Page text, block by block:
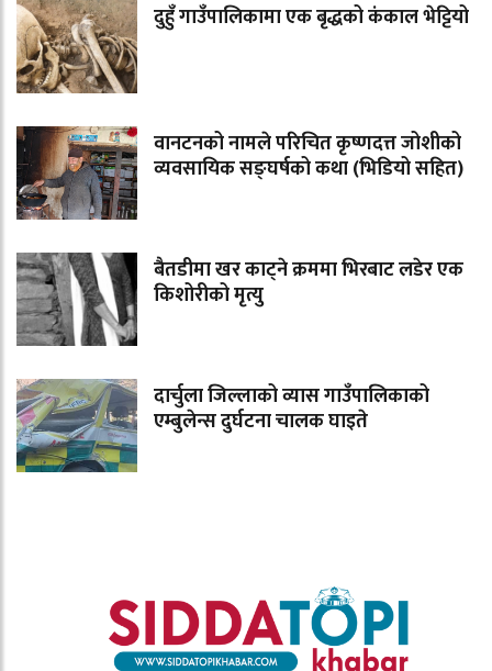
दुहुँ गाउँपालिकामा एक बृद्धको कंकाल भेट्टियो
वानटनको नामले परिचित कृष्णदत्त जोशीको
व्यवसायिक सङ्घर्षको कथा (भिडियो सहित)
बैतडीमा खर काट्ने क्रममा भिरबाट लडेर एक
किशोरीको मृत्यु
दार्चुला जिल्लाको व्यास गाउँपालिकाको
एम्बुलेन्स दुर्घटना चालक घाइते